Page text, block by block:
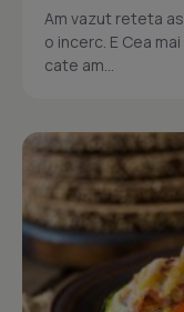
Am vazut reteta
o incerc. E Cea
cate am...